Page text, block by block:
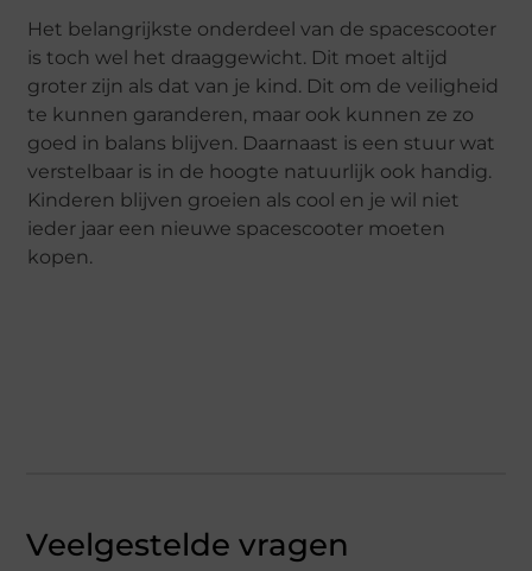
Het belangrijkste onderdeel van de spacescooter
is toch wel het draaggewicht. Dit moet altijd
groter zijn als dat van je kind. Dit om de veiligheid
te kunnen garanderen, maar ook kunnen ze zo
goed in balans blijven. Daarnaast is een stuur wat
verstelbaar is in de hoogte natuurlijk ook handig.
Kinderen blijven groeien als cool en je wil niet
ieder jaar een nieuwe spacescooter moeten
kopen.
Veelgestelde vragen